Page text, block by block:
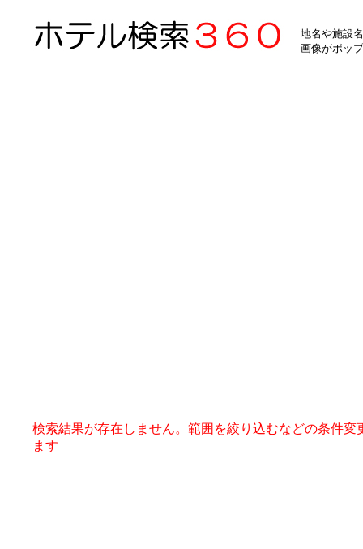
地名や施設
画像がポッ
検索結果が存在しません。範囲を絞り込むなどの条件変
ます